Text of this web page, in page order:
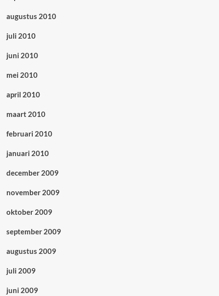
augustus 2010
juli 2010
juni 2010
mei 2010
april 2010
maart 2010
februari 2010
januari 2010
december 2009
november 2009
oktober 2009
september 2009
augustus 2009
juli 2009
juni 2009